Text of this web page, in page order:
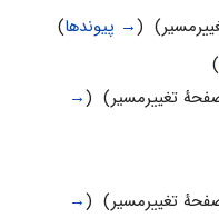
(→ پیوندها)
)
تغییرمسیر) (
→
تغییرمسیر) (
→